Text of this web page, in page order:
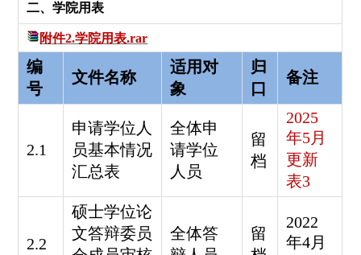
二、学院用表
附件2.学院用表.rar
编
号
文件名称
适用对
象
归
口
备注
2.1
申请学位人
员基本情况
汇总表
全体申
请学位
人员
留
档
2025
年5月
更新
表3
2.2
硕士学位论
文答辩委员
全体答
留
2022
年4月